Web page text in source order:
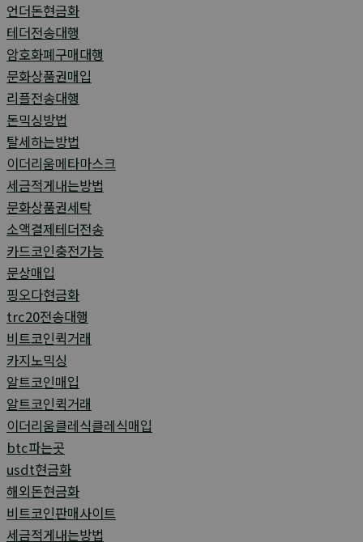
언더돈현금화
테더전송대행
암호화폐구매대행
문화상품권매입
리플전송대행
돈믹싱방법
탈세하는방법
이더리움메타마스크
세금적게내는방법
문화상품권세탁
소액결제테더전송
카드코인충전가능
문상매입
핑오다현금화
trc20전송대행
비트코인퀵거래
카지노믹싱
알트코인매입
알트코인퀵거래
이더리움클레식클레식매입
btc파는곳
usdt현금화
해외돈현금화
비트코인판매사이트
세금적게내는방법